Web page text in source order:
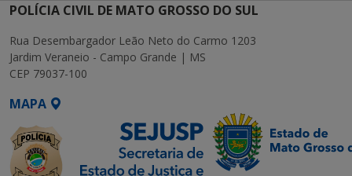
POLÍCIA CIVIL DE MATO GROSSO DO SUL
Rua Desembargador Leão Neto do Carmo 1203
Jardim Veraneio - Campo Grande | MS
CEP 79037-100
MAPA